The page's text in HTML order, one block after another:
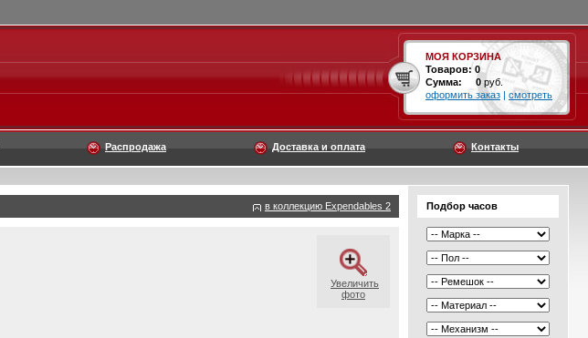
МОЯ КОРЗИНА
Товаров: 0
Сумма:
0 руб.
оформить заказ | смотреть
Распродажа Доставка и оплата Контакты
в коллекцию Expendables 2
Увеличить
фото
Подбор часов